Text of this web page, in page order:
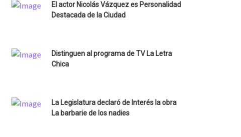
El actor Nicolás Vázquez es Personalidad
Destacada de la Ciudad
Distinguen al programa de TV La Letra
Chica
La Legislatura declaró de Interés la obra
La barbarie de los nadies